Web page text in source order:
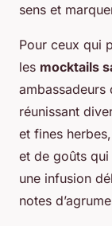
sens et
Pour ceux qui
les mocktails
réunissant
et fines
et de goûts qui
une infusion
notes